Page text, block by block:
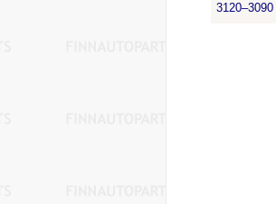
3120–3090